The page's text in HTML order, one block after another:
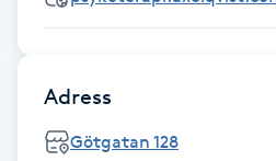
Frekvensterapi
Adress
Götgatan 128